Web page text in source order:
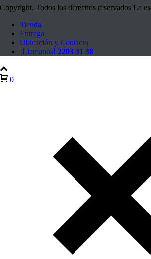
Copyright. Todos los derechos reservados La
Tienda
Entrega
Ubicación y Contacto
¡Llamanos! 2203 31 38
0